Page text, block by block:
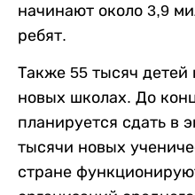
начинают около 3,9
ребят.
Также 55 тысяч детей
новых школах. До
планируется сдать в
тысячи новых
стране